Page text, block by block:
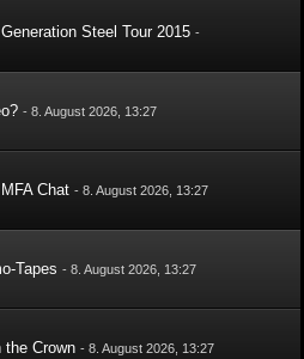
Steel Tour 2015 -
-8. August 2026, 13:27
Chat -8. August 2026, 13:27
Tapes -8. August 2026, 13:27
the Crown -8. August 2026, 13:27